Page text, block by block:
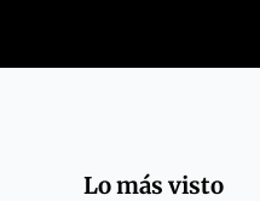
Lo más visto